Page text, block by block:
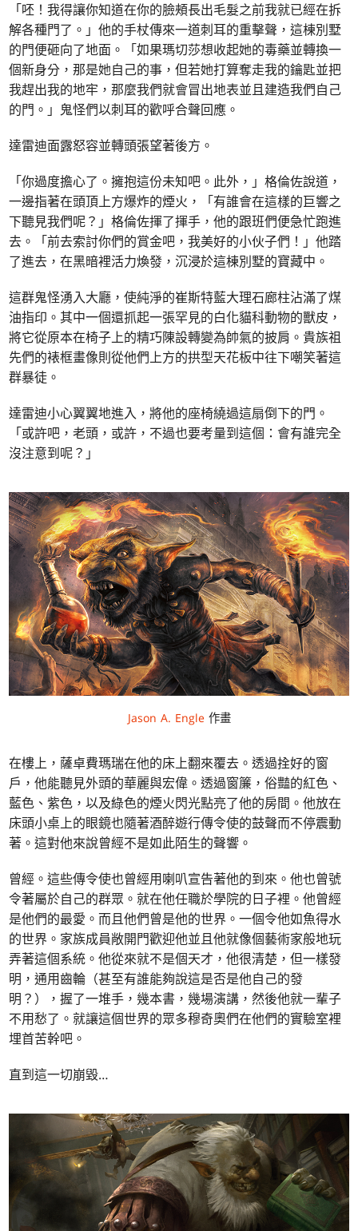
「呸！我得讓你知道在你的臉頰長出毛髮之前我就已經在拆
解各種門了。」他的手杖傳來一道刺耳的重擊聲，這棟別墅
的門便砸向了地面。「如果瑪切莎想收起她的毒藥並轉換一
個新身分，那是她自己的事，但若她打算奪走我的鑰匙並把
我趕出我的地牢，那麼我們就會冒出地表並且建造我們自己
的門。」鬼怪們以刺耳的歡呼合聲回應。
達雷迪面露怒容並轉頭張望著後方。
「你過度擔心了。擁抱這份未知吧。此外，」格倫佐說道，
一邊指著在頭頂上方爆炸的煙火，「有誰會在這樣的巨響之
下聽見我們呢？」格倫佐揮了揮手，他的跟班們便急忙跑進
去。「前去索討你們的賞金吧，我美好的小伙子們！」他踏
了進去，在黑暗裡活力煥發，沉浸於這棟別墅的寶藏中。
這群鬼怪湧入大廳，使純淨的崔斯特藍大理石廊柱沾滿了煤
油指印。其中一個還抓起一張罕見的白化貓科動物的獸皮，
將它從原本在椅子上的精巧陳設轉變為帥氣的披肩。貴族祖
先們的裱框畫像則從他們上方的拱型天花板中往下嘲笑著這
群暴徒。
達雷迪小心翼翼地進入，將他的座椅繞過這扇倒下的門。
「或許吧，老頭，或許，不過也要考量到這個：會有誰完全
沒注意到呢？」
Jason A. Engle 作畫
在樓上，薩卓費瑪瑞在他的床上翻來覆去。透過拴好的窗
戶，他能聽見外頭的華麗與宏偉。透過窗簾，俗豔的紅色、
藍色、紫色，以及綠色的煙火閃光點亮了他的房間。他放在
床頭小桌上的眼鏡也隨著酒醉遊行傳令使的鼓聲而不停震動
著。這對他來說曾經不是如此陌生的聲響。
曾經。這些傳令使也曾經用喇叭宣告著他的到來。他也曾號
令著屬於自己的群眾。就在他任職於學院的日子裡。他曾經
是他們的最愛。而且他們曾是他的世界。一個令他如魚得水
的世界。家族成員敞開門歡迎他並且他就像個藝術家般地玩
弄著這個系統。他從來就不是個天才，他很清楚，但一樣發
明，通用齒輪（甚至有誰能夠說這是否是他自己的發
明？），握了一堆手，幾本書，幾場演講，然後他就一輩子
不用愁了。就讓這個世界的眾多穆奇奧們在他們的實驗室裡
埋首苦幹吧。
直到這一切崩毀…